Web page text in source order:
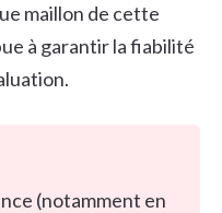
maillon de cette
à garantir la fiabilité
(notamment en